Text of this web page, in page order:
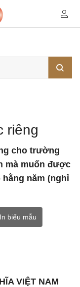
riêng
cho trường
mà muốn được
năm (nghỉ
biểu mẫu
VIỆT NAM